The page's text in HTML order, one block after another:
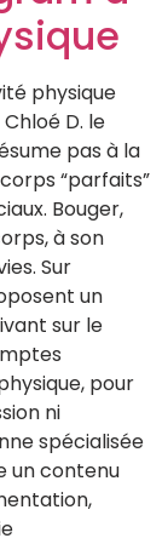
physique
D. le
pas à la
“parfaits”
Bouger,
à son
Sur
un
sur le
pour
ni
spécialisée
un contenu